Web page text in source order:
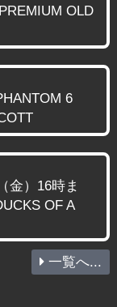
OLD
6
金）16時ま
OF A
一覧へ...